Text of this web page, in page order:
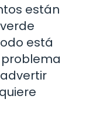
están
está